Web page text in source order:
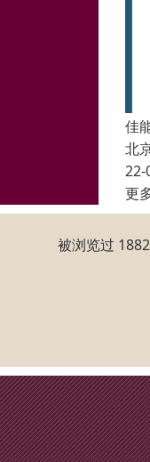
佳
北
22-
更
被浏览过